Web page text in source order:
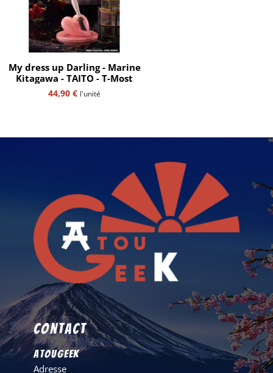
My dress up Darling - Marine
Kitagawa - TAITO - T-Most
44,90 € l'unité
Contact
AtouGeek
Adresse